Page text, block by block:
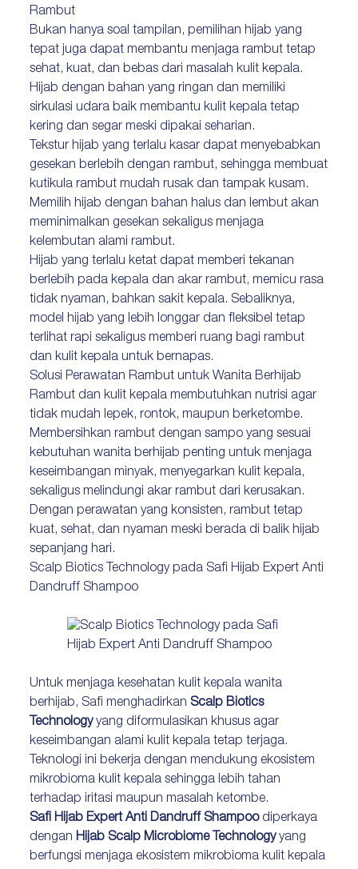
Rambut
Bukan hanya soal tampilan, pemilihan hijab yang
tepat juga dapat membantu menjaga rambut tetap
sehat, kuat, dan bebas dari masalah kulit kepala.
Hijab dengan bahan yang ringan dan memiliki
sirkulasi udara baik membantu kulit kepala tetap
kering dan segar meski dipakai seharian.
Tekstur hijab yang terlalu kasar dapat menyebabkan
gesekan berlebih dengan rambut, sehingga membuat
kutikula rambut mudah rusak dan tampak kusam.
Memilih hijab dengan bahan halus dan lembut akan
meminimalkan gesekan sekaligus menjaga
kelembutan alami rambut.
Hijab yang terlalu ketat dapat memberi tekanan
berlebih pada kepala dan akar rambut, memicu rasa
tidak nyaman, bahkan sakit kepala. Sebaliknya,
model hijab yang lebih longgar dan fleksibel tetap
terlihat rapi sekaligus memberi ruang bagi rambut
dan kulit kepala untuk bernapas.
Solusi Perawatan Rambut untuk Wanita Berhijab
Rambut dan kulit kepala membutuhkan nutrisi agar
tidak mudah lepek, rontok, maupun berketombe.
Membersihkan rambut dengan sampo yang sesuai
kebutuhan wanita berhijab penting untuk menjaga
keseimbangan minyak, menyegarkan kulit kepala,
sekaligus melindungi akar rambut dari kerusakan.
Dengan perawatan yang konsisten, rambut tetap
kuat, sehat, dan nyaman meski berada di balik hijab
sepanjang hari.
Scalp Biotics Technology pada Safi Hijab Expert Anti
Dandruff Shampoo
Untuk menjaga kesehatan kulit kepala wanita
berhijab, Safi menghadirkan Scalp Biotics
Technologyyang diformulasikan khusus agar
keseimbangan alami kulit kepala tetap terjaga.
Teknologi ini bekerja dengan mendukung ekosistem
mikrobioma kulit kepala sehingga lebih tahan
terhadap iritasi maupun masalah ketombe.
Safi Hijab Expert Anti Dandruff Shampoodiperkaya
dengan Hijab Scalp Microbiome Technologyyang
berfungsi menjaga ekosistem mikrobioma kulit kepala